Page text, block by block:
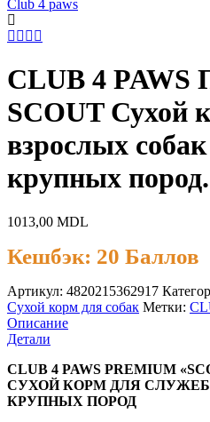
Club 4 paws
CLUB 4 PAWS
SCOUT Сухой
взрослых
крупных
1013,00 MDL
Кешбэк: 20 Баллов
Артикул: 4820215362917
Сухой корм для собак Метки:
Описание
Детали
CLUB 4 PAWS PREMIUM
СУХОЙ КОРМ ДЛЯ
КРУПНЫХ ПОРОД